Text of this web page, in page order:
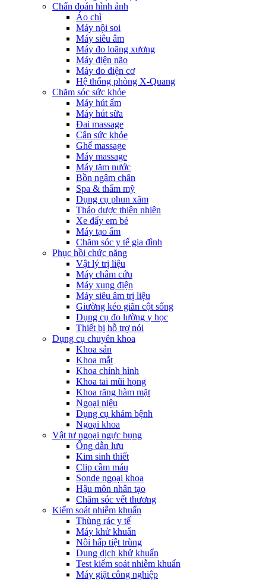
Chẩn đoán hình ảnh
Áo chì
Máy nội soi
Máy siêu âm
Máy đo loãng xương
Máy điện não
Máy đo điện cơ
Hệ thống phòng X-Quang
Chăm sóc sức khỏe
Máy hút ẩm
Máy hút sữa
Đai massage
Cân sức khỏe
Ghế massage
Máy massage
Máy tăm nước
Bồn ngâm chân
Spa & thẩm mỹ
Dụng cụ phun xăm
Thảo dược thiên nhiên
Xe đẩy em bé
Máy tạo ẩm
Chăm sóc y tế gia đình
Phục hồi chức năng
Vật lý trị liệu
Máy châm cứu
Máy xung điện
Máy siêu âm trị liệu
Giường kéo giãn cột sống
Dụng cụ đo lường y học
Thiết bị hỗ trợ nói
Dụng cụ chuyên khoa
Khoa sản
Khoa mắt
Khoa chỉnh hình
Khoa tai mũi họng
Khoa răng hàm mặt
Ngoại niệu
Dụng cụ khám bệnh
Ngoại khoa
Vật tư ngoại ngực bụng
Ống dẫn lưu
Kim sinh thiết
Clip cầm máu
Sonde ngoại khoa
Hậu môn nhân tạo
Chăm sóc vết thương
Kiểm soát nhiễm khuẩn
Thùng rác y tế
Máy khử khuẩn
Nồi hấp tiệt trùng
Dung dịch khử khuẩn
Test kiểm soát nhiễm khuẩn
Máy giặt công nghiệp